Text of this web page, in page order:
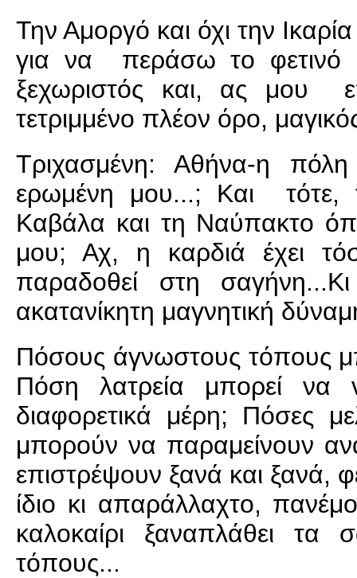
Την Αμοργό και όχι την
για να περάσω το φετινό
ξεχωριστός και, ας μου
τετριμμένο πλέον όρο,
Τριχασμένη: Αθήνα-η
ερωμένη μου...; Και τότε,
Καβάλα και τη Ναύπακτο
μου; Αχ, η καρδιά έχει
παραδοθεί στη
ακατανίκητη μαγνητική
Πόσους άγνωστους τόπους
Πόση λατρεία μπορεί να
διαφορετικά μέρη; Πόσες
μπορούν να παραμείνουν
επιστρέψουν ξανά και ξανά,
ίδιο κι απαράλλαχτο,
καλοκαίρι ξαναπλάθει
τόπους...